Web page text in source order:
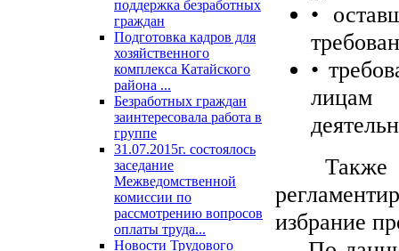
поддержка безработных
граждан
Подготовка кадров для
хозяйственного
комплекса Катайского
района ...
Безработных граждан
заинтересовала работа в
группе
31.07.2015г. состоялось
заседание
Межведомственной
комиссии по
рассмотрению вопросов
оплаты труда...
Новости Трудового
•
•
лицам -
Также
избрание